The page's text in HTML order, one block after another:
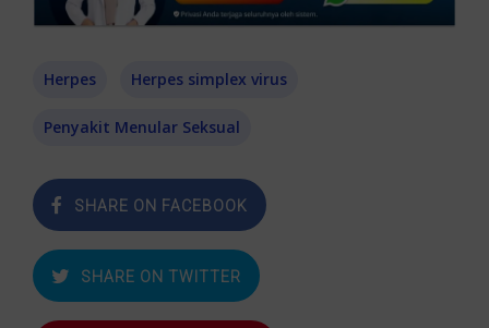
Herpes Herpes simplex virus
Penyakit Menular Seksual
SHARE ON FACEBOOK
SHARE ON TWITTER